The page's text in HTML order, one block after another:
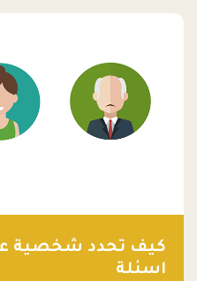
كيف تحدد شخصية
اسئلة